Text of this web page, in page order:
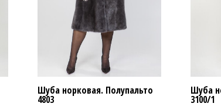
Шуба норковая. Полупальто
4803
Шуба
3100/1